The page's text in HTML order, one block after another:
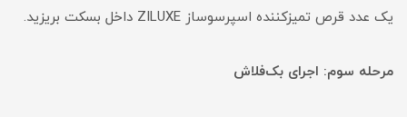
یک عدد قرص تمیزکننده اسپرسوساز ZILUXE داخل بسکت بریزید.
مرحله سوم: اجرای بک‌فلاش